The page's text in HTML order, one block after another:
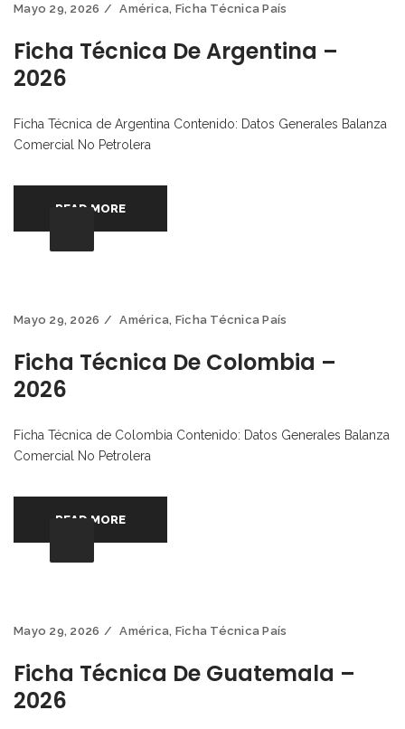
Mayo 29, 2026 América, Ficha Técnica País
Ficha Técnica De Argentina –
2026
Ficha Técnica de Argentina Contenido: Datos Generales Balanza
Comercial No Petrolera
READ MORE
Mayo 29, 2026 América, Ficha Técnica País
Ficha Técnica De Colombia –
2026
Ficha Técnica de Colombia Contenido: Datos Generales Balanza
Comercial No Petrolera
READ MORE
Mayo 29, 2026 América, Ficha Técnica País
Ficha Técnica De Guatemala –
2026